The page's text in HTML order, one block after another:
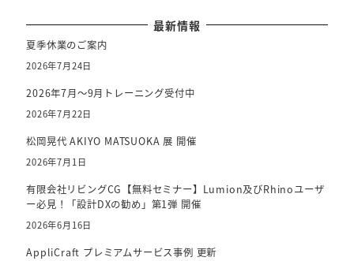
o
o
最新情報
夏季休業のご案内
2026年7月24日
2026年7月～9月トレーニング受付中
2026年7月22日
松岡晃代 AKIYO MATSUOKA 展 開催
2026年7月1日
有限会社リビングCG【無料セミナー】Lumion及びRhinoユーザ
ー必見！「設計DXの勧め」第1弾 開催
2026年6月16日
AppliCraft プレミアムサービス事例 更新